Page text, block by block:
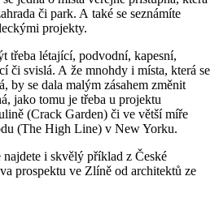
či park. A také se seznámíte
projekty.
třeba létající, podvodní, kapesní,
či svislá. A že mnohdy i místa, která se
by se dala malým zásahem změnit
jako tomu je třeba u projektu
(Crack Garden) či ve větší míře
(The High Line) v New Yorku.
i skvělý příklad z České
prospektu ve Zlíně od architektů ze